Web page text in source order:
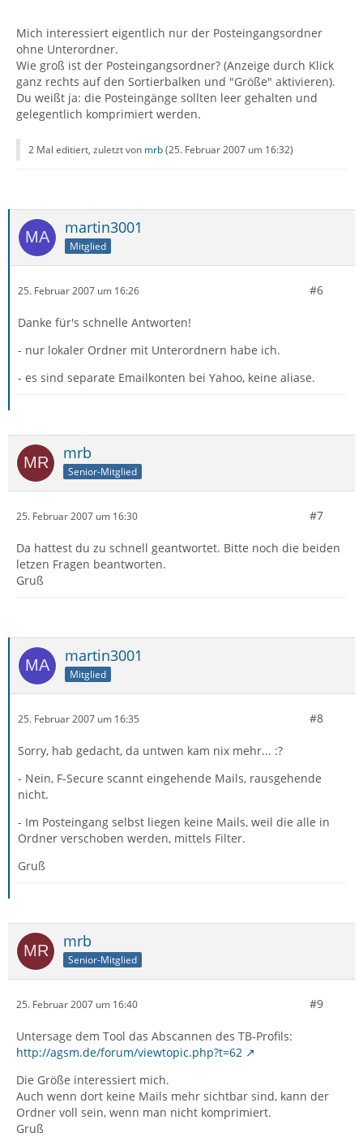
Mich interessiert eigentlich nur der Posteingangsordner
ohne Unterordner.
Wie groß ist der Posteingangsordner? (Anzeige durch Klick
ganz rechts auf den Sortierbalken und "Größe" aktivieren).
Du weißt ja: die Posteingänge sollten leer gehalten und
gelegentlich komprimiert werden.
2 Mal editiert, zuletzt von mrb(25. Februar 2007 um 16:32)
martin3001
Mitglied
25. Februar 2007 um 16:26 #6
Danke für's schnelle Antworten!
- nur lokaler Ordner mit Unterordnern habe ich.
- es sind separate Emailkonten bei Yahoo, keine aliase.
mrb
Senior-Mitglied
25. Februar 2007 um 16:30 #7
Da hattest du zu schnell geantwortet. Bitte noch die beiden
letzen Fragen beantworten.
Gruß
martin3001
Mitglied
25. Februar 2007 um 16:35 #8
Sorry, hab gedacht, da untwen kam nix mehr... :?
- Nein, F-Secure scannt eingehende Mails, rausgehende
nicht.
- Im Posteingang selbst liegen keine Mails, weil die alle in
Ordner verschoben werden, mittels Filter.
Gruß
mrb
Senior-Mitglied
25. Februar 2007 um 16:40 #9
Untersage dem Tool das Abscannen des TB-Profils:
http://agsm.de/forum/viewtopic.php?t=62
Die Größe interessiert mich.
Auch wenn dort keine Mails mehr sichtbar sind, kann der
Ordner voll sein, wenn man nicht komprimiert.
Gruß